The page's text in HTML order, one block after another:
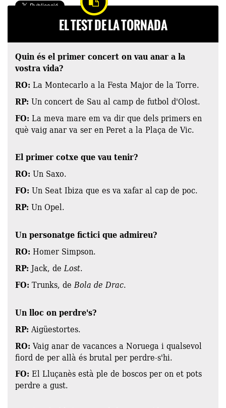
EL TEST DE LA TORNADA
Quin és el primer concert on vau anar a la
vostra vida?
RO: La Montecarlo a la Festa Major de la Torre.
RP: Un concert de Sau al camp de futbol d'Olost.
FO: La meva mare em va dir que dels primers en
què vaig anar va ser en Peret a la Plaça de Vic.
El primer cotxe que vau tenir?
RO: Un Saxo.
FO: Un Seat Ibiza que es va xafar al cap de poc.
RP: Un Opel.
Un personatge fictici que admireu?
RO: Homer Simpson.
RP: Jack, deLost.
FO: Trunks, deBola de Drac.
Un lloc on perdre's?
RP: Aigüestortes.
RO:Vaig anar de vacances a Noruega i qualsevol
fiord de per allà és brutal per perdre-s'hi.
FO: El Lluçanès està ple de boscos per on et pots
perdre a gust.